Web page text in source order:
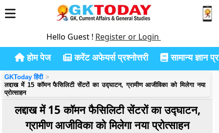
Hello Guest ! Register or Login
होम पेज करेंट अफेयर्स प्रश्नोत्तरी सामान्य ज्ञान
GKToday हिंदी
लद्दाख में 15 कॉमन फैसिलिटी सेंटरों का उद्घाटन, ग्रामीण आजीविका को मिलेगा नया
प्रोत्साहन
लद्दाख में 15 कॉमन फैसिलिटी सेंटरों का उद्घाटन,
ग्रामीण आजीविका को मिलेगा नया प्रोत्साहन